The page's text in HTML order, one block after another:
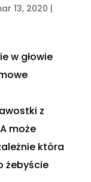
13, 2020 |
w głowie
z
może
która
żebyście